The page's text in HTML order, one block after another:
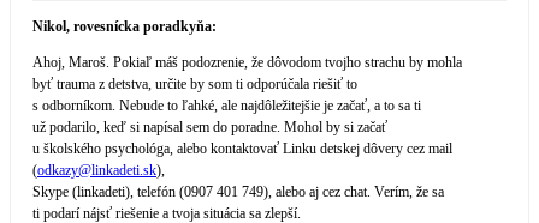
Nikol, rovesnícka poradkyňa:
Ahoj, Maroš. Pokiaľ máš podozrenie, že dôvodom tvojho strachu by mohla
byť trauma z detstva, určite by som ti odporúčala riešiť to
s odborníkom. Nebude to ľahké, ale najdôležitejšie je začať, a to sa ti
už podarilo, keď si napísal sem do poradne. Mohol by si začať
u školského psychológa, alebo kontaktovať Linku detskej dôvery cez mail
(odkazy@linkadeti.sk),
Skype (linkadeti), telefón (0907 401 749), alebo aj cez chat. Verím, že sa
ti podarí nájsť riešenie a tvoja situácia sa zlepší.